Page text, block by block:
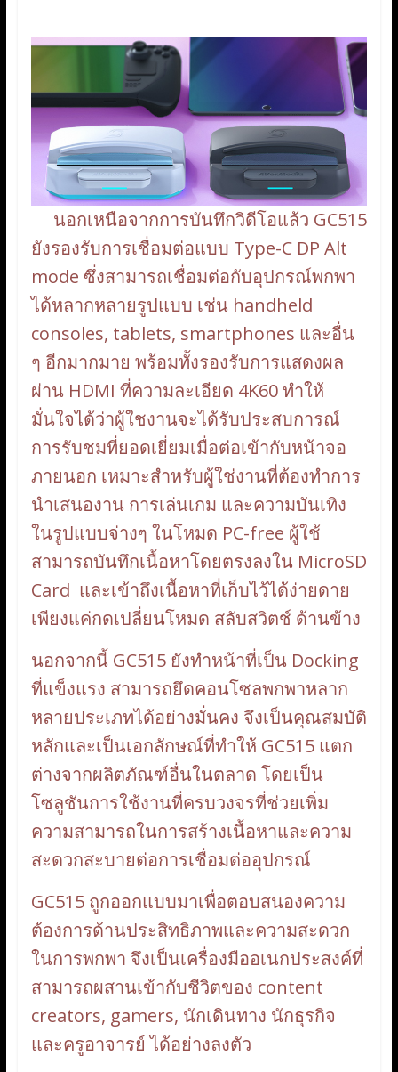
นอกเหนือจากการบันทึกวิดีโอแล้ว GC515
ยังรองรับการเชื่อมต่อแบบ Type-C DP Alt
mode ซึ่งสามารถเชื่อมต่อกับอุปกรณ์พกพา
ได้หลากหลายรูปแบบ เช่น handheld
consoles, tablets, smartphones และอื่น
ๆ อีกมากมาย พร้อมทั้งรองรับการแสดงผล
ผ่าน HDMI ที่ความละเอียด 4K60 ทำให้
มั่นใจได้ว่าผู้ใชงานจะได้รับประสบการณ์
การรับชมที่ยอดเยี่ยมเมื่อต่อเข้ากับหน้าจอ
ภายนอก เหมาะสำหรับผู้ใช่งานที่ต้องทำการ
นำเสนองาน การเล่นเกม และความบันเทิง
ในรูปแบบจ่างๆ ในโหมด PC-free ผู้ใช้
สามารถบันทึกเนื้อหาโดยตรงลงใน MicroSD
Card และเข้าถึงเนื้อหาที่เก็บไว้ได้ง่ายดาย
เพียงแค่กดเปลี่ยนโหมด สลับสวิตช์ ด้านข้าง
นอกจากนี้ GC515 ยังทำหน้าที่เป็น Docking
ที่แข็งแรง สามารถยึดคอนโซลพกพาหลาก
หลายประเภทได้อย่างมั่นคง จึงเป็นคุณสมบัติ
หลักและเป็นเอกลักษณ์ที่ทำให้ GC515 แตก
ต่างจากผลิตภัณฑ์อื่นในตลาด โดยเป็น
โซลูชันการใช้งานที่ครบวงจรที่ช่วยเพิ่ม
ความสามารถในการสร้างเนื้อหาและความ
สะดวกสะบายต่อการเชื่อมต่ออุปกรณ์
GC515 ถูกออกแบบมาเพื่อตอบสนองความ
ต้องการด้านประสิทธิภาพและความสะดวก
ในการพกพา จึงเป็นเครื่องมืออเนกประสงค์ที่
สามารถผสานเข้ากับชีวิตของ content
creators, gamers, นักเดินทาง นักธุรกิจ
และครูอาจารย์ ได้อย่างลงตัว